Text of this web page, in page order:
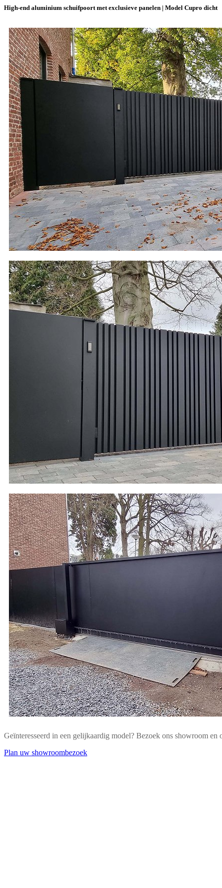
High-end aluminium schuifpoort met exclusieve panelen | Model Cupro dicht
Geïnteresseerd in een gelijkaardig model? Bezoek ons showroom
Plan uw showroombezoek